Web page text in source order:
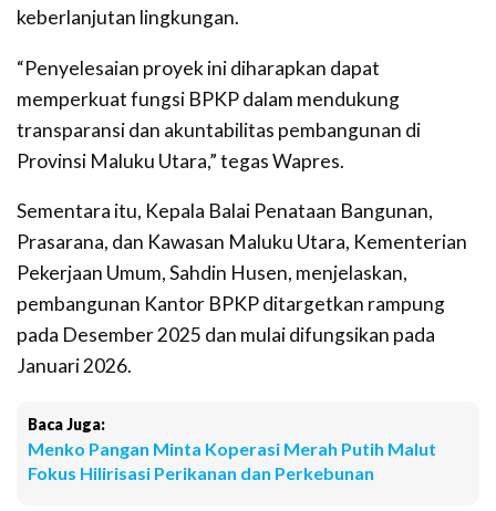
keberlanjutan lingkungan.
“Penyelesaian proyek ini diharapkan dapat
memperkuat fungsi BPKP dalam mendukung
transparansi dan akuntabilitas pembangunan di
Provinsi Maluku Utara,” tegas Wapres.
Sementara itu, Kepala Balai Penataan Bangunan,
Prasarana, dan Kawasan Maluku Utara, Kementerian
Pekerjaan Umum, Sahdin Husen, menjelaskan,
pembangunan Kantor BPKP ditargetkan rampung
pada Desember 2025 dan mulai difungsikan pada
Januari 2026.
Baca Juga:
Menko Pangan Minta Koperasi Merah Putih Malut
Fokus Hilirisasi Perikanan dan Perkebunan